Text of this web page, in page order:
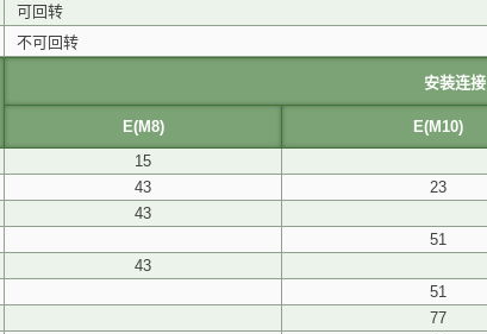
可回转
不可回转
安装连接
E(M8) E(M10)
15
43 23
43
51
43
51
77